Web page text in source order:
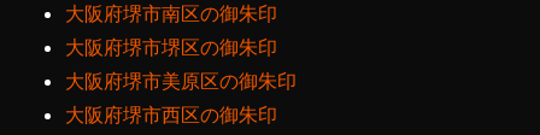
大阪府堺市南区の御朱印
大阪府堺市堺区の御朱印
大阪府堺市美原区の御朱印
大阪府堺市西区の御朱印